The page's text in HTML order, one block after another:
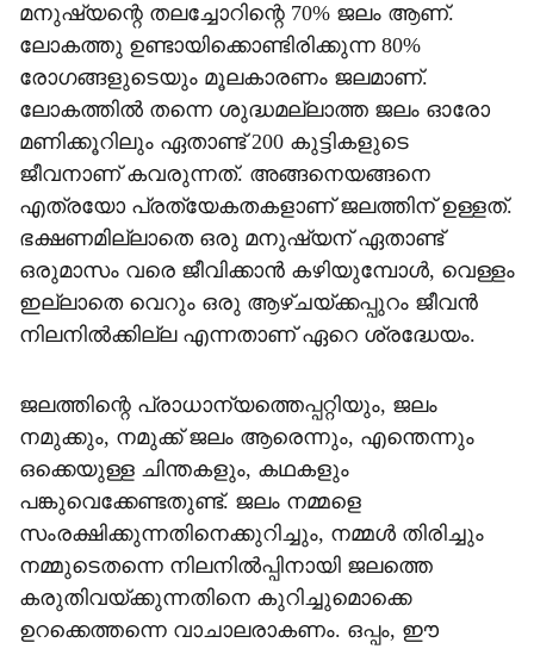
മനുഷ്യന്റെ തലച്ചോറിന്റെ 70% ജലം ആണ്.
ലോകത്തു ഉണ്ടായിക്കൊണ്ടിരിക്കുന്ന 80%
രോഗങ്ങളുടെയും മൂലകാരണം ജലമാണ്.
ലോകത്തില്‍ തന്നെ ശുദ്ധമല്ലാത്ത ജലം ഓരോ
മണിക്കൂറിലും ഏതാണ്ട് 200 കുട്ടികളുടെ
ജീവനാണ് കവരുന്നത്. അങ്ങനെയങ്ങനെ
എത്രയോ പ്രത്യേകതകളാണ് ജലത്തിന് ഉള്ളത്.
ഭക്ഷണമില്ലാതെ ഒരു മനുഷ്യന് ഏതാണ്ട്
ഒരുമാസം വരെ ജീവിക്കാന്‍ കഴിയുമ്പോള്‍, വെള്ളം
ഇല്ലാതെ വെറും ഒരു ആഴ്ചയ്ക്കപ്പുറം ജീവന്‍
നിലനില്‍ക്കില്ല എന്നതാണ് ഏറെ ശ്രദ്ധേയം.
ജലത്തിന്റെ പ്രാധാന്യത്തെപ്പറ്റിയും, ജലം
നമുക്കും, നമുക്ക് ജലം ആരെന്നും, എന്തെന്നും
ഒക്കെയുള്ള ചിന്തകളും, കഥകളും
പങ്കുവെക്കേണ്ടതുണ്ട്. ജലം നമ്മളെ
സംരക്ഷിക്കുന്നതിനെക്കുറിച്ചും, നമ്മള്‍ തിരിച്ചും
നമ്മുടെതന്നെ നിലനില്‍പ്പിനായി ജലത്തെ
കരുതിവയ്ക്കുന്നതിനെ കുറിച്ചുമൊക്കെ
ഉറക്കെത്തന്നെ വാചാലരാകണം. ഒപ്പം, ഈ